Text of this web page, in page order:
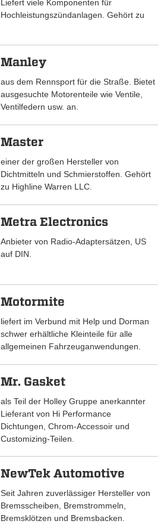
Liefert viele Komponenten für
Hochleistungszündanlagen. Gehört zu
Manley
aus dem Rennsport für die Straße. Bietet
ausgesuchte Motorenteile wie Ventile,
Ventilfedern usw. an.
Master
einer der großen Hersteller von
Dichtmitteln und Schmierstoffen. Gehört
zu Highline Warren LLC.
Metra Electronics
Anbieter von Radio-Adaptersätzen, US
auf DIN.
Motormite
liefert im Verbund mit Help und Dorman
schwer erhältliche Kleinteile für alle
allgemeinen Fahrzeuganwendungen.
Mr. Gasket
als Teil der Holley Gruppe anerkannter
Lieferant von Hi Performance
Dichtungen, Chrom-Accessoir und
Customizing-Teilen.
NewTek Automotive
Seit Jahren zuverlässiger Hersteller von
Bremsscheiben, Bremstrommeln,
Bremsklötzen und Bremsbacken.